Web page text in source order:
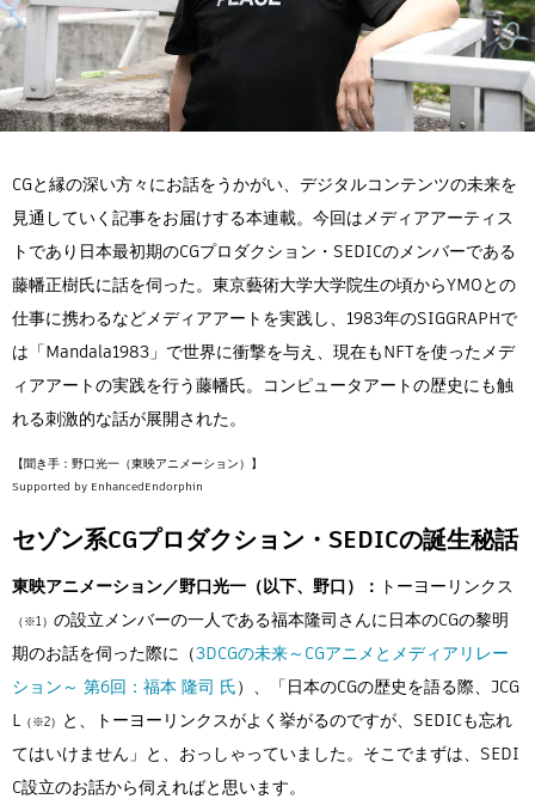
Flow Studio
CGと縁の深い方々にお話をうかがい、デジタルコンテンツの未来を
見通していく記事をお届けする本連載。今回はメディアアーティス
トであり日本最初期のCGプロダクション・SEDICのメンバーである
藤幡正樹氏に話を伺った。東京藝術大学大学院生の頃からYMOとの
仕事に携わるなどメディアアートを実践し、1983年のSIGGRAPHで
は「Mandala1983」で世界に衝撃を与え、現在もNFTを使ったメデ
ィアアートの実践を行う藤幡氏。コンピュータアートの歴史にも触
れる刺激的な話が展開された。
【聞き手：野口光一（東映アニメーション）】
Supported by EnhancedEndorphin
セゾン系CGプロダクション・SEDICの誕生秘話
東映アニメーション／野口光一（以下、野口）： トーヨーリンクス
の設立メンバーの一人である福本隆司さんに日本のCGの黎明
期のお話を伺った際に（3DCGの未来～CGアニメとメディアリレー
ション～ 第6回：福本 隆司 氏）、「日本のCGの歴史を語る際、JCG
L
と、トーヨーリンクスがよく挙がるのですが、SEDICも忘れ
てはいけません」と、おっしゃっていました。そこでまずは、SEDI
C設立のお話から伺えればと思います。